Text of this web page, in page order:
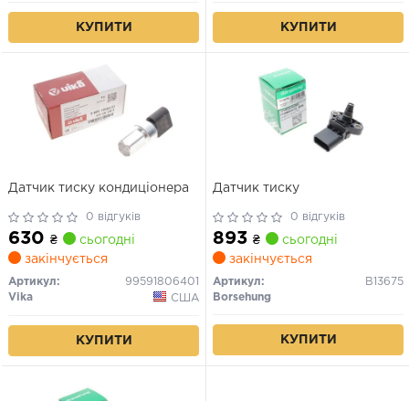
КУПИТИ КУПИТИ
Датчик тиску кондиціонера
0 відгуків
630 ₴
сьогодні
закінчується
Артикул:
99591806401
Vika
США
КУПИТИ
Датчик тиску
0 відгуків
893 ₴
сьогодні
закінчується
Артикул:
B13675
Borsehung
КУПИТИ